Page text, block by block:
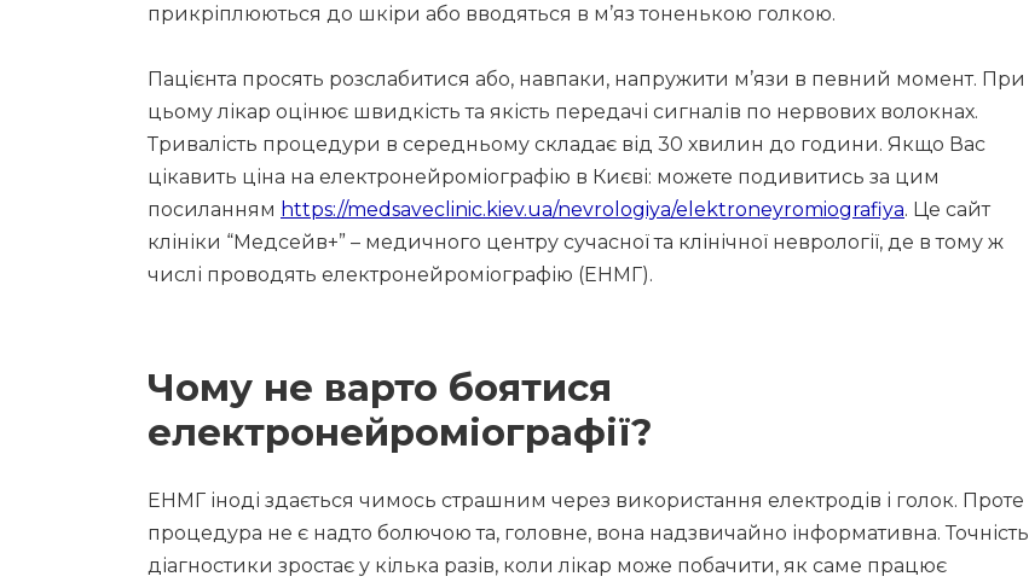
прикріплюються до шкіри або вводяться в м’яз тоненькою голкою.
Пацієнта просять розслабитися або, навпаки, напружити м’язи в певний момент. При
цьому лікар оцінює швидкість та якість передачі сигналів по нервових волокнах.
Тривалість процедури в середньому складає від 30 хвилин до години. Якщо Вас
цікавить ціна на електронейроміографію в Києві: можете подивитись за цим
посиланням https://medsaveclinic.kiev.ua/nevrologiya/elektroneyromiografiya. Це сайт
клініки “Медсейв+” – медичного центру сучасної та клінічної неврології, де в тому ж
числі проводять електронейроміографію (ЕНМГ).
Чому не варто боятися
електронейроміографії?
ЕНМГ іноді здається чимось страшним через використання електродів і голок. Проте
процедура не є надто болючою та, головне, вона надзвичайно інформативна. Точність
діагностики зростає у кілька разів, коли лікар може побачити, як саме працює